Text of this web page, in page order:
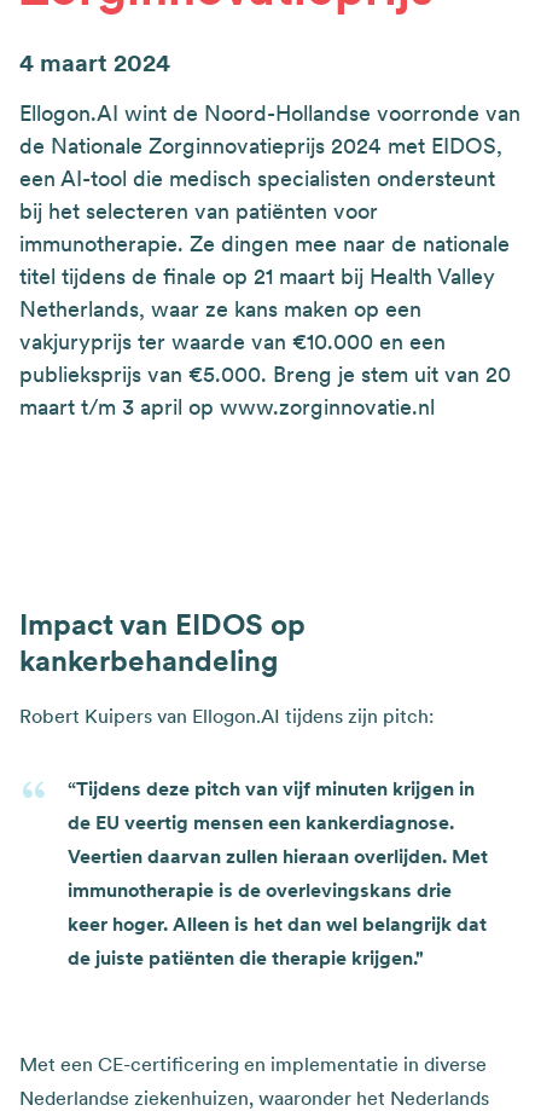
4 maart 2024
Ellogon.AI wint de Noord-Hollandse voorronde van
de Nationale Zorginnovatieprijs 2024 met EIDOS,
een AI-tool die medisch specialisten ondersteunt
bij het selecteren van patiënten voor
immunotherapie. Ze dingen mee naar de nationale
titel tijdens de finale op 21 maart bij Health Valley
Netherlands, waar ze kans maken op een
vakjuryprijs ter waarde van €10.000 en een
publieksprijs van €5.000. Breng je stem uit van 20
maart t/m 3 april op www.zorginnovatie.nl
Impact van EIDOS op
kankerbehandeling
Robert Kuipers van Ellogon.AI tijdens zijn pitch:
“Tijdens deze pitch van vijf minuten krijgen in
de EU veertig mensen een kankerdiagnose.
Veertien daarvan zullen hieraan overlijden. Met
immunotherapie is de overlevingskans drie
keer hoger. Alleen is het dan wel belangrijk dat
de juiste patiënten die therapie krijgen."
Met een CE-certificering en implementatie in diverse
Nederlandse ziekenhuizen, waaronder het Nederlands